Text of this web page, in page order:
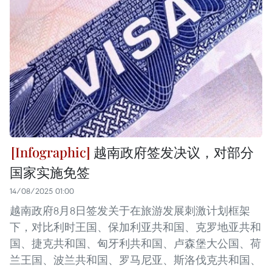
越南政府签发决议，对部分
国家实施免签
14/08/2025 01:00
越南政府8月8日签发关于在旅游发展刺激计划框架
下，对比利时王国、保加利亚共和国、克罗地亚共和
国、捷克共和国、匈牙利共和国、卢森堡大公国、荷
兰王国、波兰共和国、罗马尼亚、斯洛伐克共和国、